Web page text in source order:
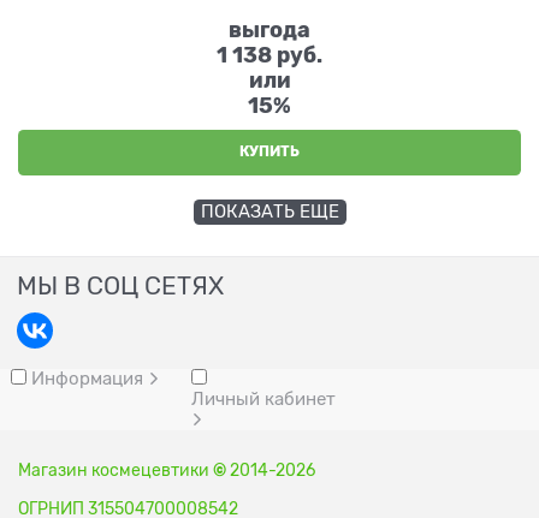
выгода
1 138 руб.
или
15%
КУПИТЬ
ПОКАЗАТЬ ЕЩЕ
МЫ В СОЦ СЕТЯХ
Информация
Личный кабинет
Магазин космецевтики © 2014-2026
ОГРНИП 315504700008542